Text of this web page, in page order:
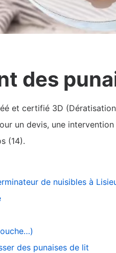
des
et certifié 3D
un devis, une
(14).
de nuisibles à
des punaises de lit